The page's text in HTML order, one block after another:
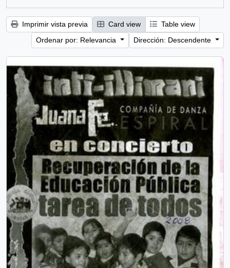
Imprimir vista previa Card view
Table view
Ordenar por: Relevancia
Dirección: Descendente